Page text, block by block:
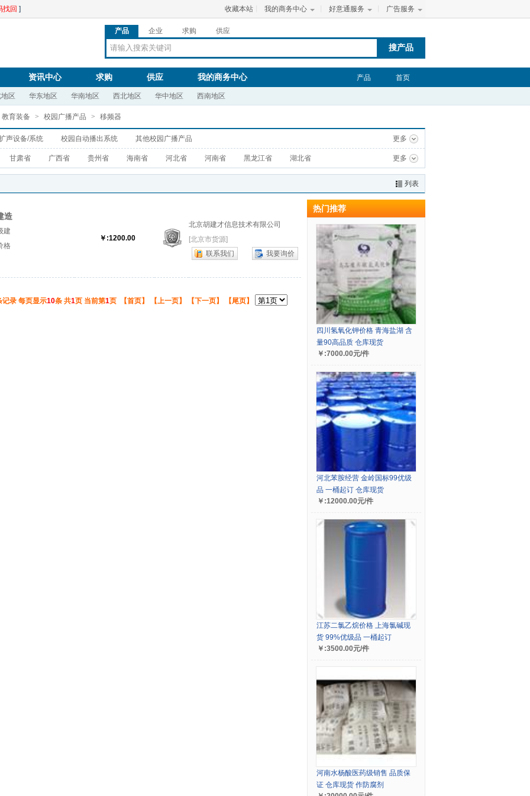
找回 ] 收藏本站 我的商务中心 好意通服务 广告服务
产品 企业 求购 供应
搜产品
首页
产品
资讯中心 求购 供应 我的商务中心
区 华东地区 华南地区 西北地区 华中地区 西南地区
育装备 > 校园广播产品 > 移频器
更多
声设备/系统 校园自动播出系统 其他校园广播产品
更多
甘肃省 广西省 贵州省 海南省 河北省 河南省 黑龙江省 湖北省
列表
造
价
建
格
浙
挂
￥:1200.00
北京胡建才信息技术有限公司
[北京市货源]
联系我们
我要询价
记录 每页显示10条 共1页 当前第1页 【首页】 【上一页】 【下一页】 【尾页】
热门推荐
四川氢氧化钾价格 青海盐湖 含
量90高品质 仓库现货
￥:7000.00元/件
河北苯胺经营 金岭国标99优级
品 一桶起订 仓库现货
￥:12000.00元/件
江苏二氯乙烷价格 上海氯碱现
货 99%优级品 一桶起订
￥:3500.00元/件
河南水杨酸医药级销售 品质保
证 仓库现货 作防腐剂